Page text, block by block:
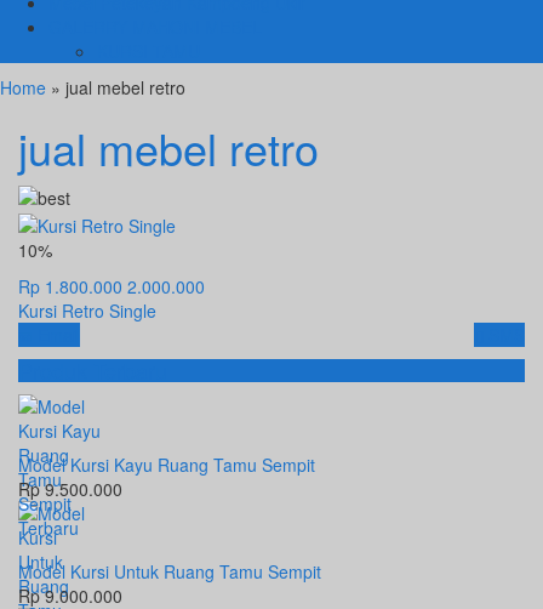
Home » jual mebel retro
jual mebel retro
10%
Rp 1.800.000 2.000.000
Kursi Retro Single
Produk Terbaru
Model Kursi Kayu Ruang Tamu Sempit
Rp 9.500.000
Model Kursi Untuk Ruang Tamu Sempit
Rp 9.000.000